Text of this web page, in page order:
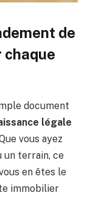
de
document
légale
vous ayez
un terrain, ce
en êtes le
immobilier